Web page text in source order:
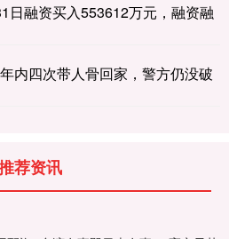
日融资买入553612万元，融资融
内四次带人骨回家，警方仍没破
荐资讯